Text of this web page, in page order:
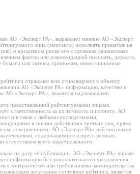
АО «Эксперт РА», выражают мнение АО «Эксперт
лица (эмитента) исполнять принятые на
о кредитном риске его отдельных финансовых
фактов или рекомендацией покупать, держать
бумаги или активы, принимать инвестиционные
отражают всю относящуюся к объекту
АО «Эксперт РА» информацию, качество и
АО «Эксперт РА», являются надлежащими.
представленной рейтингуемыми лицами
ответственность за их точность и полноту. АО
в связи с любыми последствиями,
и иными действиями третьих лиц, прямо
совершенными АО «Эксперт РА» рейтинговыми
содержащимися в пресс-релизах,
всего перечисленного.
на дату её публикации. АО «Эксперт РА» вправе
информацию без дополнительного уведомления,
с контрагентом или требованиями законодательства
актуальное состояние рейтинга, является